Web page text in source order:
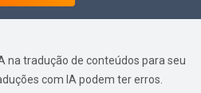
na tradução de conteúdos para seu
com IA podem ter erros.